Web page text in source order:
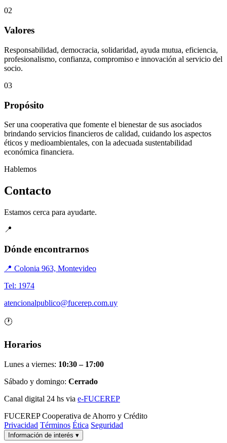
02
Valores
Responsabilidad, democracia, solidaridad, ayuda mutua, eficiencia,
profesionalismo, confianza, compromiso e innovación al servicio del
socio.
03
Propósito
Ser una cooperativa que fomente el bienestar de sus asociados
brindando servicios financieros de calidad, cuidando los aspectos
éticos y medioambientales, con la adecuada sustentabilidad
económica financiera.
Hablemos
Contacto
Estamos cerca para ayudarte.
📍
Dónde encontrarnos
📍 Colonia 963, Montevideo
Tel: 1974
atencionalpublico@fucerep.com.uy
🕐
Horarios
Lunes a viernes: 10:30 – 17:00
Sábado y domingo: Cerrado
Canal digital 24 hs via e-FUCEREP
FUCEREP Cooperativa de Ahorro y Crédito
Privacidad Términos Ética Seguridad
Información de interés ▾